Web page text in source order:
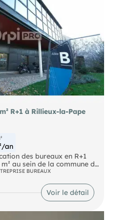
midis, Une salle de réunion
simple réservation
vidéo-projecteur et
20 personnes pour vos
formations.
(SNCF)
R+1 à Rillieux-la-Pape
an
des bureaux en R+1
au sein de la commune de
contacter pour plus
BUREAUX
Voir le détail